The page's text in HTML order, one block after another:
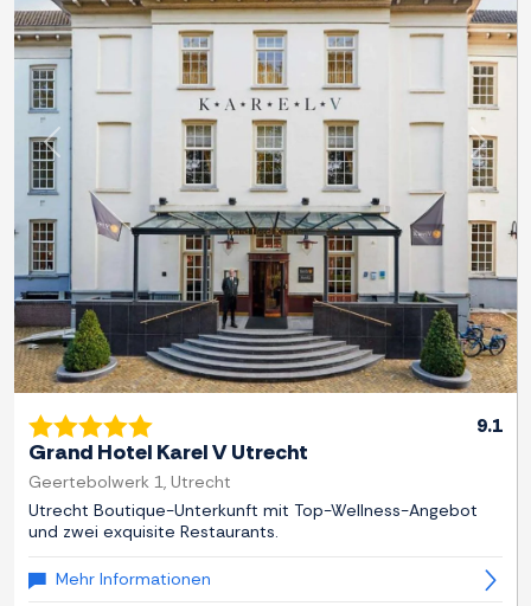
Zurück
9.1
Grand Hotel Karel V Utrecht
Geertebolwerk 1, Utrecht
Utrecht Boutique-Unterkunft mit Top-Wellness-Angebot
und zwei exquisite Restaurants.
Mehr Informationen